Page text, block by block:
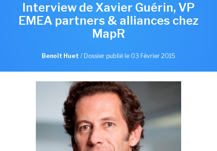
Interview de Xavier Guérin, VP
EMEA partners & alliances chez
MapR
Benoît Huet / Dossier publié le 03 Février 2015